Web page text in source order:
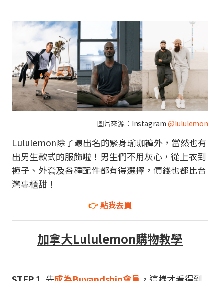
圖片來源： Instagram @lululemon
Lululemon除了最出名的緊身瑜珈褲外，當然也有
出男生款式的服飾啦！男生們不用灰心，從上衣到
褲子、外套及各種配件都有得選擇，價錢也都比台
灣專櫃甜！
👉點我去買
加拿大Lululemon購物教學
STEP 1. 先成為Buyandship會員 ，這樣才看得到